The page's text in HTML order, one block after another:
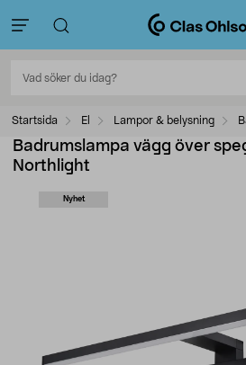
Startsida El Lampor & belysning
Badrumslampa vägg över
Northlight
Nyhet